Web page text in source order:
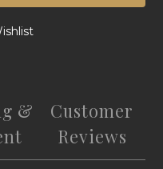
&
Customer
Reviews